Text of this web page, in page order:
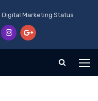
Digital Marketing Status